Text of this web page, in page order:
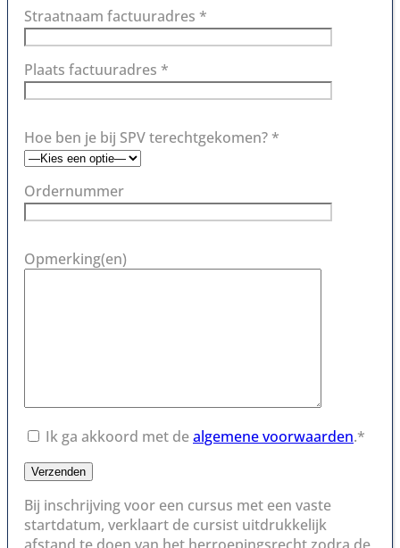
Straatnaam factuuradres *
Plaats factuuradres *
Hoe ben je bij SPV terechtgekomen? *
Ordernummer
Opmerking(en)
Ik ga akkoord met dealgemene voorwaarden.*
Bij inschrijving voor een cursus met een vaste
startdatum, verklaart de cursist uitdrukkelijk